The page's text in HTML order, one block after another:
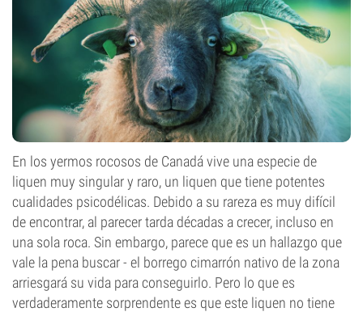
En los yermos rocosos de Canadá vive una especie de
liquen muy singular y raro, un liquen que tiene potentes
cualidades psicodélicas. Debido a su rareza es muy difícil
de encontrar, al parecer tarda décadas a crecer, incluso en
una sola roca. Sin embargo, parece que es un hallazgo que
vale la pena buscar - el borrego cimarrón nativo de la zona
arriesgará su vida para conseguirlo. Pero lo que es
verdaderamente sorprendente es que este liquen no tiene